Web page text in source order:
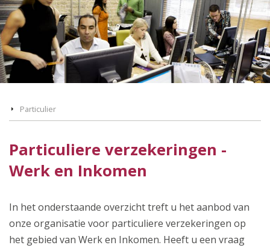
Particulier
Particuliere verzekeringen -
Werk en Inkomen
In het onderstaande overzicht treft u het aanbod van
onze organisatie voor particuliere verzekeringen op
het gebied van Werk en Inkomen. Heeft u een vraag